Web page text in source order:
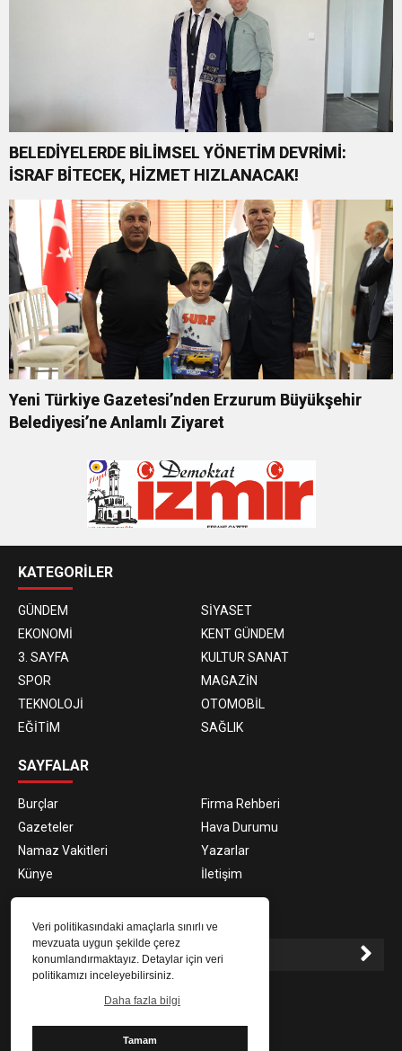
Veri politikasındaki amaçlarla sınırlı ve
mevzuata uygun şekilde çerez
konumlandırmaktayız. Detaylar için veri
politikamızı inceleyebilirsiniz.
Daha fazla bilgi
Tamam
BELEDİYELERDE BİLİMSEL YÖNETİM DEVRİMİ:
İSRAF BİTECEK, HİZMET HIZLANACAK!
Yeni Türkiye Gazetesi’nden Erzurum Büyükşehir
Belediyesi’ne Anlamlı Ziyaret
KATEGORİLER
GÜNDEM
SİYASET
EKONOMİ
KENT GÜNDEM
3. SAYFA
KULTUR SANAT
SPOR
MAGAZİN
TEKNOLOJİ
OTOMOBİL
EĞİTİM
SAĞLIK
SAYFALAR
Burçlar
Firma Rehberi
Gazeteler
Hava Durumu
Namaz Vakitleri
Yazarlar
Künye
İletişim